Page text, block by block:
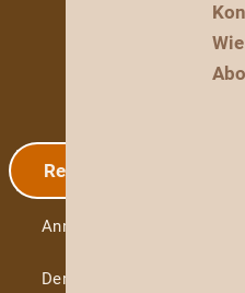
Registrierung
Anmeldung
Demo